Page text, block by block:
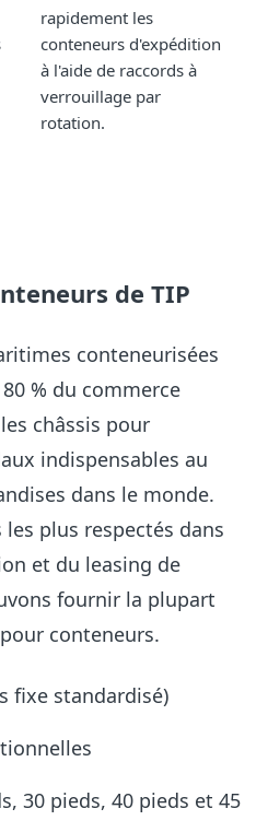
rapidement les
conteneurs d'expédition
à l'aide de raccords à
verrouillage par
rotation.
de TIP
conteneurisées
% du commerce
châssis pour
indispensables au
dans le monde.
plus respectés dans
et du leasing de
fournir la plupart
conteneurs.
fixe standardisé)
30 pieds, 40 pieds et 45